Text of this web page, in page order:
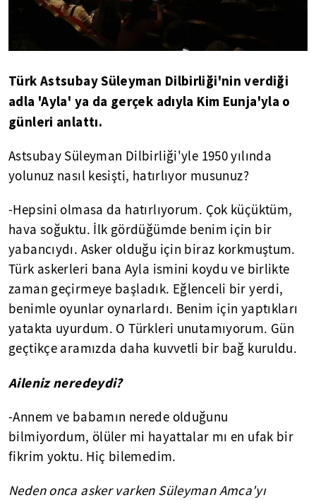
Türk Astsubay Süleyman Dilbirliği'nin verdiği
adla 'Ayla' ya da gerçek adıyla Kim Eunja'yla o
günleri anlattı.
Astsubay Süleyman Dilbirliği'yle 1950 yılında
yolunuz nasıl kesişti, hatırlıyor musunuz?
-Hepsini olmasa da hatırlıyorum. Çok küçüktüm,
hava soğuktu. İlk gördüğümde benim için bir
yabancıydı. Asker olduğu için biraz korkmuştum.
Türk askerleri bana Ayla ismini koydu ve birlikte
zaman geçirmeye başladık. Eğlenceli bir yerdi,
benimle oyunlar oynarlardı. Benim için yaptıkları
yatakta uyurdum. O Türkleri unutamıyorum. Gün
geçtikçe aramızda daha kuvvetli bir bağ kuruldu.
Aileniz neredeydi?
-Annem ve babamın nerede olduğunu
bilmiyordum, ölüler mi hayattalar mı en ufak bir
fikrim yoktu. Hiç bilemedim.
Neden onca asker varken Süleyman Amca'yı